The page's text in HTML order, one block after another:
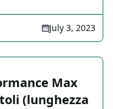
July 3, 2023
Max
(lunghezza